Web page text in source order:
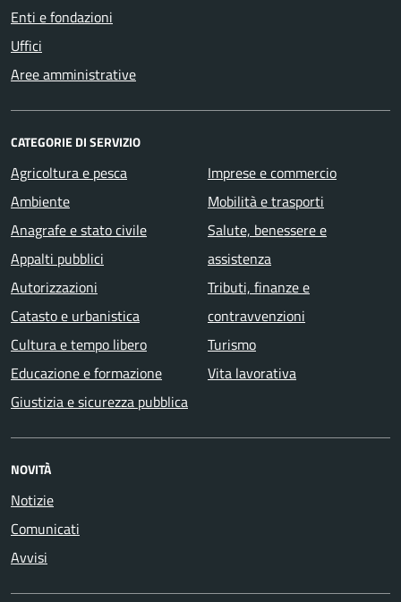
Enti e fondazioni
Uffici
Aree amministrative
CATEGORIE DI SERVIZIO
Agricoltura e pesca
Ambiente
Anagrafe e stato civile
Appalti pubblici
Autorizzazioni
Catasto e urbanistica
Cultura e tempo libero
Educazione e formazione
Giustizia e sicurezza pubblica
Imprese e commercio
Mobilità e trasporti
Salute, benessere e
assistenza
Tributi, finanze e
contravvenzioni
Turismo
Vita lavorativa
NOVITÀ
Notizie
Comunicati
Avvisi